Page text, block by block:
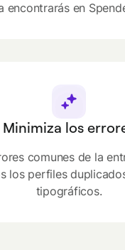
encontrarás en
Minimiza los
comunes de la
los perfiles
tipográficos.